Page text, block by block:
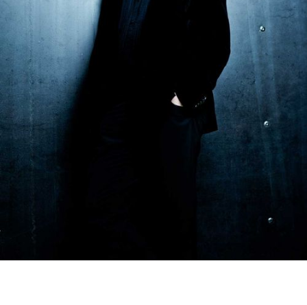
MITGLIED WERDEN
PARTNER*IN
SPENDEN
DE EN